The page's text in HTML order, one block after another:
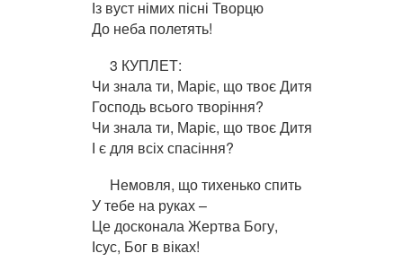
Із вуст німих пісні Творцю
До неба полетять!
3 КУПЛЕТ:
Чи знала ти, Маріє, що твоє Дитя
Господь всього творіння?
Чи знала ти, Маріє, що твоє Дитя
І є для всіх спасіння?
Немовля, що тихенько спить
У тебе на руках –
Це досконала Жертва Богу,
Ісус, Бог в віках!